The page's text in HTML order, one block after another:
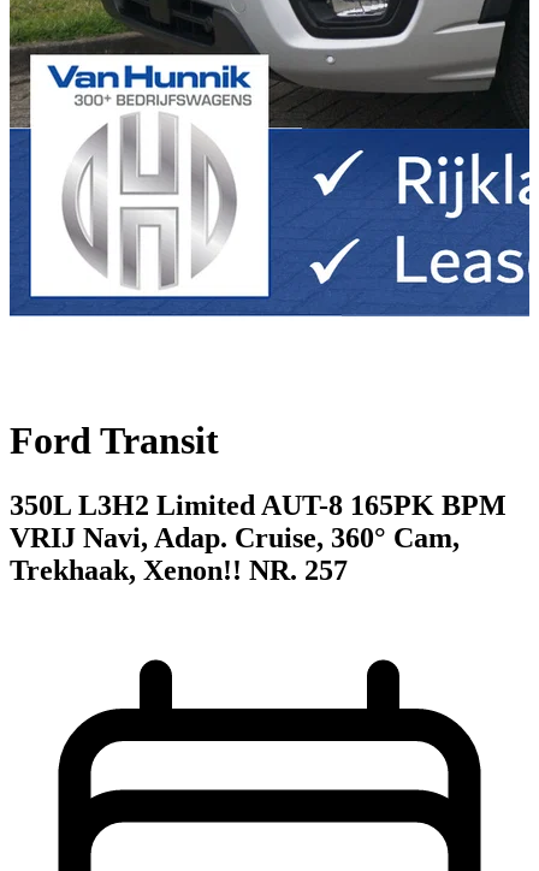
Ford Transit
350L L3H2 Limited AUT-8 165PK BPM
VRIJ Navi, Adap. Cruise, 360° Cam,
Trekhaak, Xenon!! NR. 257